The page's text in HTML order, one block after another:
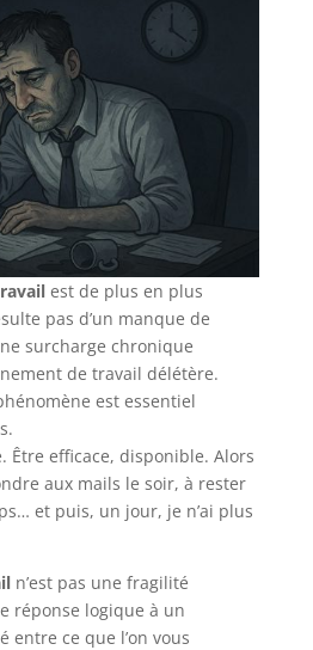
est de plus en plus
pas d’un manque de
surcharge chronique
de travail délétère.
est essentiel
Être efficace, disponible. Alors
aux mails le soir, à rester
et puis, un jour, je n’ai plus
n’est pas une fragilité
réponse logique à un
ce que l’on vous